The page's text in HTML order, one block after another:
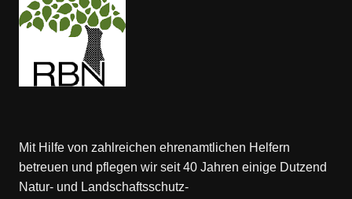
Mit Hilfe von zahlreichen ehrenamtlichen Helfern
betreuen und pflegen wir seit 40 Jahren einige Dutzend
Natur- und Landschaftsschutz-